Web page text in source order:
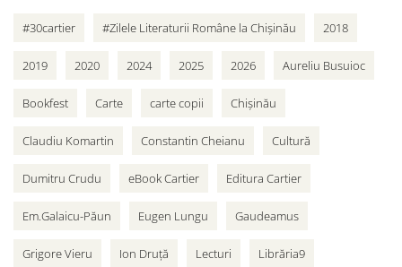
#30cartier #Zilele Literaturii Române la Chișinău 2018
2019 2020 2024 2025 2026 Aureliu Busuioc
Bookfest Carte carte copii Chișinău
Claudiu Komartin Constantin Cheianu Cultură
Dumitru Crudu eBook Cartier Editura Cartier
Em.Galaicu-Păun Eugen Lungu Gaudeamus
Grigore Vieru Ion Druță Lecturi Librăria9